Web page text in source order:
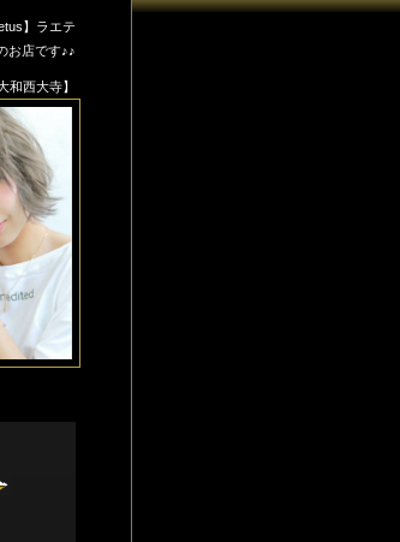
】ラエテ
お店です♪♪
和西大寺】